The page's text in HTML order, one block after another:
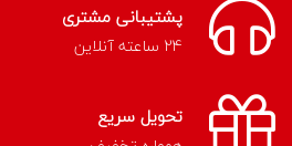
پشتیبانی مشتری
24 ساعته آنلاین
تحویل سریع